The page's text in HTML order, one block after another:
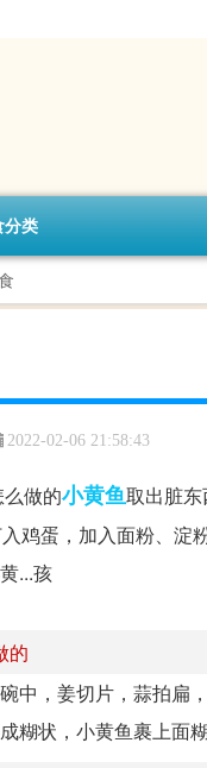
分类
2022-02-06 21:58:43
做的小黄鱼取出脏东
鸡蛋，加入面粉、
...孩
的
中，姜切片，蒜拍扁
糊状，小黄鱼裹上面